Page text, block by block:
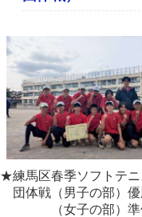
★練馬区春季ソフトテ
団体戦（男子の部）
（女子の部）準